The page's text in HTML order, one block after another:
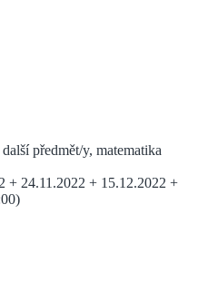
předmět/y, matematika
+ 24.11.2022 + 15.12.2022 +